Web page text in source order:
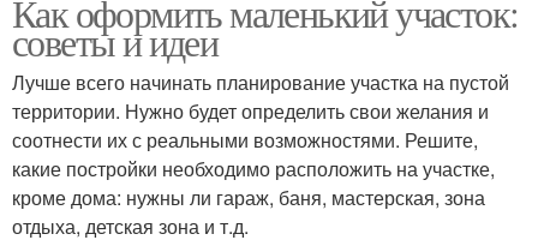
Как оформить маленький участок:
советы и идеи
Лучше всего начинать планирование участка на пустой
территории. Нужно будет определить свои желания и
соотнести их с реальными возможностями. Решите,
какие постройки необходимо расположить на участке,
кроме дома: нужны ли гараж, баня, мастерская, зона
отдыха, детская зона и т.д.